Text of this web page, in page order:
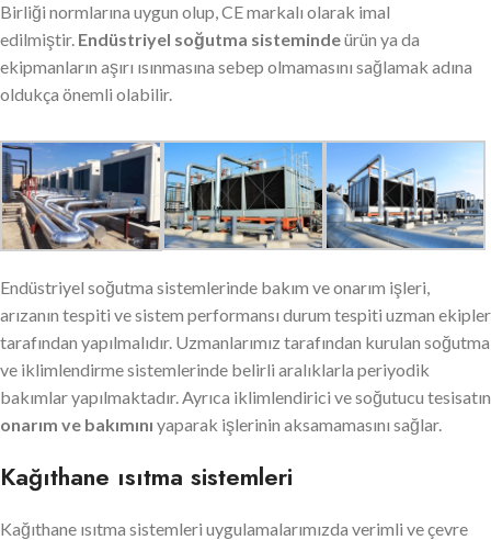
Birliği normlarına uygun olup, CE markalı olarak imal
edilmiştir. Endüstriyel soğutma sistemindeürün ya da
ekipmanların aşırı ısınmasına sebep olmamasını sağlamak adına
oldukça önemli olabilir.
Endüstriyel soğutma sistemlerinde bakım ve onarım işleri,
arızanın tespiti ve sistem performansı durum tespiti uzman ekipler
tarafından yapılmalıdır. Uzmanlarımız tarafından kurulan soğutma
ve iklimlendirme sistemlerinde belirli aralıklarla periyodik
bakımlar yapılmaktadır. Ayrıca iklimlendirici ve soğutucu tesisatın
onarım ve bakımını yaparak işlerinin aksamamasını sağlar.
Kağıthane ısıtma sistemleri
Kağıthane ısıtma sistemleri uygulamalarımızda verimli ve çevre